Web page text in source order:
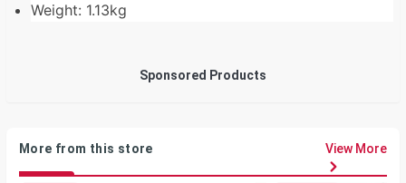
Weight: 1.13kg
Sponsored Products
More from this store View More